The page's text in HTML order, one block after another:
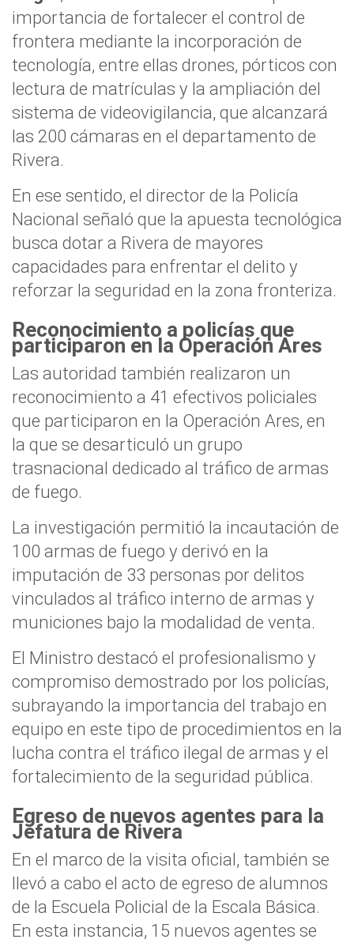
importancia de fortalecer el control de
frontera mediante la incorporación de
tecnología, entre ellas drones, pórticos con
lectura de matrículas y la ampliación del
sistema de videovigilancia, que alcanzará
las 200 cámaras en el departamento de
Rivera.
En ese sentido, el director de la Policía
Nacional señaló que la apuesta tecnológica
busca dotar a Rivera de mayores
capacidades para enfrentar el delito y
reforzar la seguridad en la zona fronteriza.
Reconocimiento a policías que
participaron en la Operación Ares
Las autoridad también realizaron un
reconocimiento a 41 efectivos policiales
que participaron en la Operación Ares, en
la que se desarticuló un grupo
trasnacional dedicado al tráfico de armas
de fuego.
La investigación permitió la incautación de
100 armas de fuego y derivó en la
imputación de 33 personas por delitos
vinculados al tráfico interno de armas y
municiones bajo la modalidad de venta.
El Ministro destacó el profesionalismo y
compromiso demostrado por los policías,
subrayando la importancia del trabajo en
equipo en este tipo de procedimientos en la
lucha contra el tráfico ilegal de armas y el
fortalecimiento de la seguridad pública.
Egreso de nuevos agentes para la
Jefatura de Rivera
En el marco de la visita oficial, también se
llevó a cabo el acto de egreso de alumnos
de la Escuela Policial de la Escala Básica.
En esta instancia, 15 nuevos agentes se